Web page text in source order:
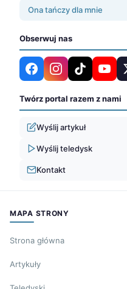
Ona tańczy dla mnie
Obserwuj nas
Twórz portal razem z nami
Wyślij artykuł
Wyślij teledysk
Kontakt
MAPA STRONY
Strona główna
Artykuły